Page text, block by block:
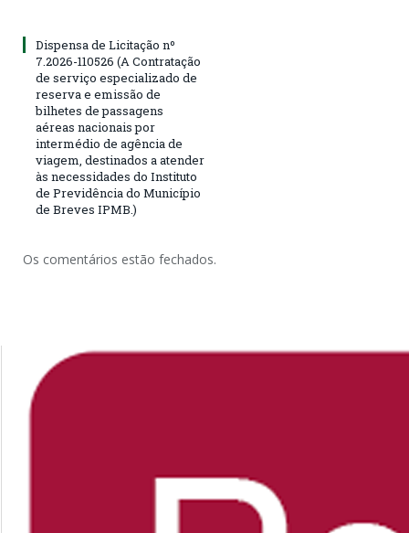
Dispensa de Licitação nº
7.2026-110526 (A Contratação
de serviço especializado de
reserva e emissão de
bilhetes de passagens
aéreas nacionais por
intermédio de agência de
viagem, destinados a atender
às necessidades do Instituto
de Previdência do Município
de Breves IPMB.)
Os comentários estão fechados.